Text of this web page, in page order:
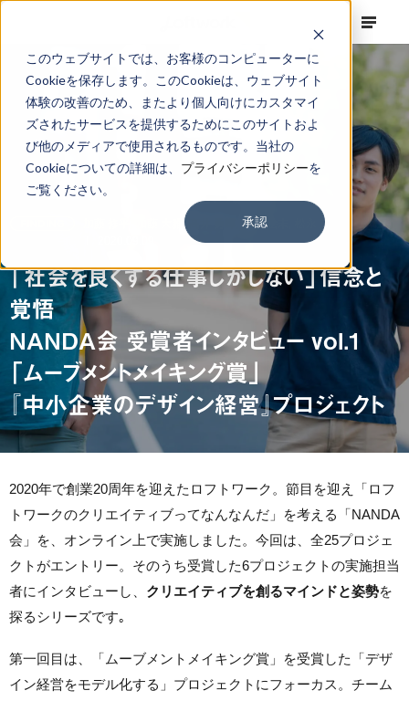
このウェブサイトでは、お客様のコンピューターに
Cookieを保存します。このCookieは、ウェブサイト
体験の改善のため、またより個人向けにカスタマイ
ズされたサービスを提供するためにこのサイトおよ
び他のメディアで使用されるものです。当社の
Cookieについての詳細は、 プライバシーポリシーを
ご覧ください。
承認
加藤 大雅, 長島 絵未,
松永 篤
「社会を良くする仕事しかしない」信念と
覚悟
NANDA会 受賞者インタビュー vol.1
「ムーブメントメイキング賞」
『中小企業のデザイン経営』プロジェクト
2020年で創業20周年を迎えたロフトワーク。節目を迎え「ロフ
トワークのクリエイティブってなんなんだ」を考える「NANDA
会」を、オンライン上で実施しました。今回は、全25プロジェ
クトがエントリー。そのうち受賞した6プロジェクトの実施担当
者にインタビューし、 クリエイティブを創るマインドと姿勢を
探るシリーズです｡
第一回目は、「ムーブメントメイキング賞」を受賞した「デザ
イン経営をモデル化する」プロジェクトにフォーカス。チーム